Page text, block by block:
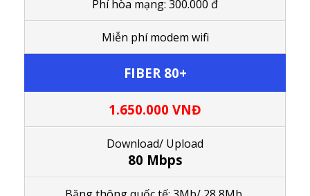
Phí hòa mạng: 300.000 đ
Miễn phí modem wifi
FIBER 80+
1.650.000 VNĐ
Download/ Upload
80 Mbps